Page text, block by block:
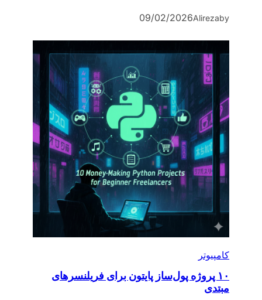
by
Alireza
09/02/2026
کامپیوتر
۱۰ پروژه پول‌ساز پایتون برای فریلنسرهای
مبتدی